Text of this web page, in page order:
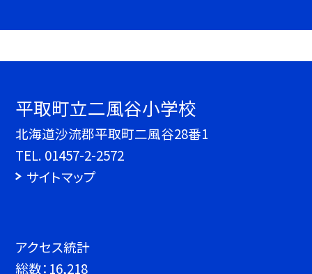
平取町立二風谷小学校
北海道沙流郡平取町二風谷28番1
TEL. 01457-2-2572
サイトマップ
アクセス統計
総数： 16,218